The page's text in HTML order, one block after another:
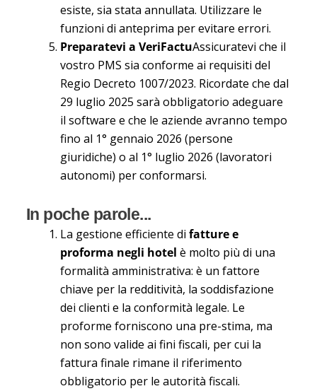
esiste, sia stata annullata. Utilizzare le
funzioni di anteprima per evitare errori.
Preparatevi a VeriFactuAssicuratevi che il
vostro PMS sia conforme ai requisiti del
Regio Decreto 1007/2023. Ricordate che dal
29 luglio 2025 sarà obbligatorio adeguare
il software e che le aziende avranno tempo
fino al 1° gennaio 2026 (persone
giuridiche) o al 1° luglio 2026 (lavoratori
autonomi) per conformarsi.
In poche parole...
La gestione efficiente di fatture e
proforma negli hotel è molto più di una
formalità amministrativa: è un fattore
chiave per la redditività, la soddisfazione
dei clienti e la conformità legale. Le
proforme forniscono una pre-stima, ma
non sono valide ai fini fiscali, per cui la
fattura finale rimane il riferimento
obbligatorio per le autorità fiscali.